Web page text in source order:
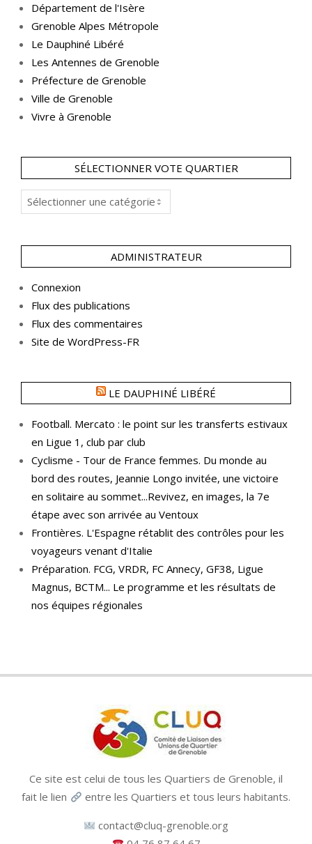
Département de l'Isère
Grenoble Alpes Métropole
Le Dauphiné Libéré
Les Antennes de Grenoble
Préfecture de Grenoble
Ville de Grenoble
Vivre à Grenoble
SÉLECTIONNER VOTE QUARTIER
Sélectionner
vote
ADMINISTRATEUR
Connexion
Flux des publications
Flux des commentaires
Site de WordPress-FR
LE DAUPHINÉ LIBÉRÉ
Football. Mercato : le point sur les transferts estivaux
en Ligue 1, club par club
Cyclisme - Tour de France femmes. Du monde au
bord des routes, Jeannie Longo invitée, une victoire
en solitaire au sommet...Revivez, en images, la 7e
étape avec son arrivée au Ventoux
Frontières. L'Espagne rétablit des contrôles pour les
voyageurs venant d'Italie
Préparation. FCG, VRDR, FC Annecy, GF38, Ligue
Magnus, BCTM... Le programme et les résultats de
nos équipes régionales
Ce site est celui de tous les Quartiers de Grenoble, il
fait le lien
entre les Quartiers et tous leurs habitants.
contact@cluq-grenoble.org